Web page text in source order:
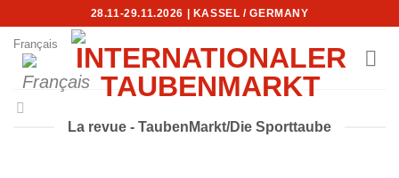
content
28.11-29.11.2026 | KASSEL / GERMANY
Français
La revue - TaubenMarkt/Die Sporttaube